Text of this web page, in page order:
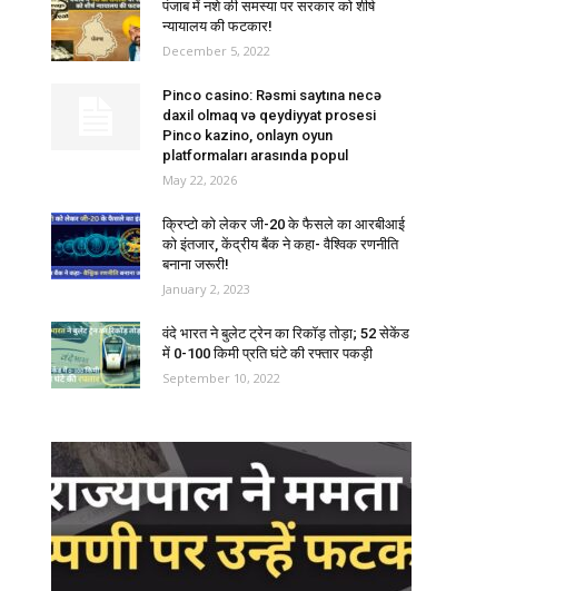
पंजाब में नशे की समस्या पर सरकार को शीर्ष
न्यायालय की फटकार!
December 5, 2022
Pinco casino: Rəsmi saytına necə
daxil olmaq və qeydiyyat prosesi
Pinco kazino, onlayn oyun
platformaları arasında popul
May 22, 2026
क्रिप्टो को लेकर जी-20 के फैसले का आरबीआई
को इंतजार, केंद्रीय बैंक ने कहा- वैश्विक रणनीति
बनाना जरूरी!
January 2, 2023
वंदे भारत ने बुलेट ट्रेन का रिकॉड़ तोड़ा; 52 सेकेंड
में 0-100 किमी प्रति घंटे की रफ्तार पकड़ी
September 10, 2022